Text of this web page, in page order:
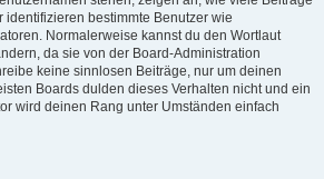
identifizieren bestimmte Benutzer wie
Normalerweise kannst du den Wortlaut
da sie von der Board-Administration
keine sinnlosen Beiträge, nur um deinen
Boards dulden dieses Verhalten nicht und ein
wird deinen Rang unter Umständen einfach